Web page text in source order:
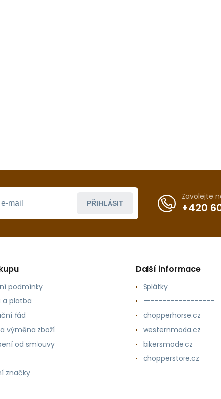
PŘIHLÁSIT
Zavolejte
+420
podmínky
a platba
řád
výměna zboží
od smlouvy
značky
Další informace
Splátky
------------------
chopperhorse.cz
westernmoda.cz
bikersmode.cz
chopperstore.cz